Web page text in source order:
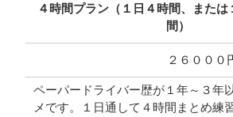
４時間プラン（１日４時間、または
間）
２６０００
ペーパードライバー歴が１年～３年
メです。１日通して４時間まとめ練